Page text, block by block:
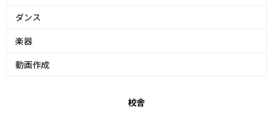
ダンス
楽器
動画作成
校舎